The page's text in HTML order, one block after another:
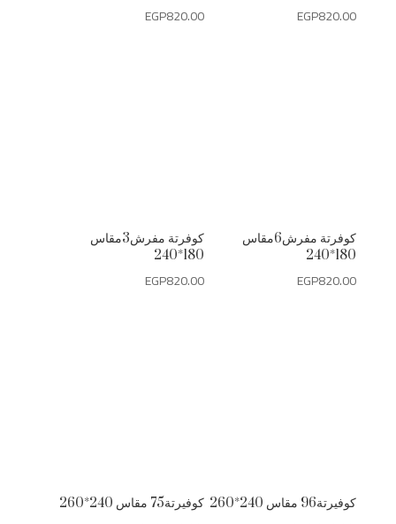
EGP820.00 EGP820.00
كوفرتة مفرش3مقاس
180*240
EGP820.00
كوفرتة مفرش6مقاس
180*240
EGP820.00
كوفيرتة75 مقاس 240*260 كوفيرتة96 مقاس 240*260